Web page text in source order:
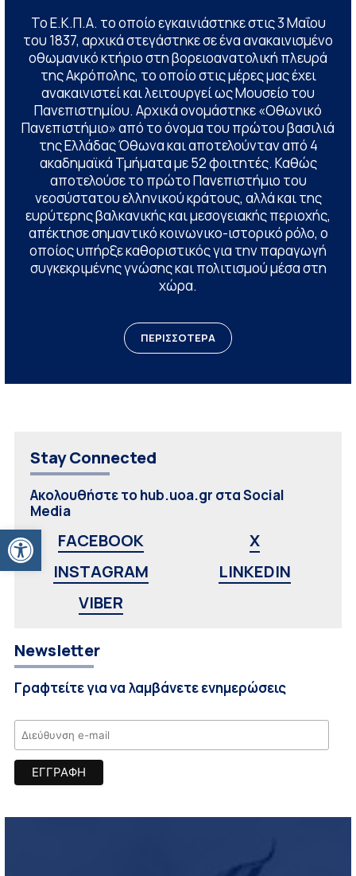
Ανοίξτε τη γραμμή εργαλείων
Το Ε.Κ.Π.Α. το οποίο εγκαινιάστηκε στις 3 Μαΐου
του 1837, αρχικά στεγάστηκε σε ένα ανακαινισμένο
οθωμανικό κτήριο στη βορειοανατολική πλευρά
της Ακρόπολης, το οποίο στις μέρες μας έχει
ανακαινιστεί και λειτουργεί ως Μουσείο του
Πανεπιστημίου. Αρχικά ονομάστηκε «Οθωνικό
Πανεπιστήμιο» από το όνομα του πρώτου βασιλιά
της Ελλάδας Όθωνα και αποτελούνταν από 4
ακαδημαϊκά Τμήματα με 52 φοιτητές. Καθώς
αποτελούσε το πρώτο Πανεπιστήμιο του
νεοσύστατου ελληνικού κράτους, αλλά και της
ευρύτερης βαλκανικής και μεσογειακής περιοχής,
απέκτησε σημαντικό κοινωνικο-ιστορικό ρόλο, ο
οποίος υπήρξε καθοριστικός για την παραγωγή
συγκεκριμένης γνώσης και πολιτισμού μέσα στη
χώρα.
ΠΕΡΙΣΣΟΤΕΡΑ
Stay Connected
Ακολουθήστε το hub.uoa.gr στα Social
Media
FACEBOOK
X
INSTAGRAM
LINKEDIN
VIBER
Newsletter
Γραφτείτε για να λαμβάνετε ενημερώσεις